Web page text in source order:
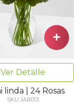
Ver Detalle
linda | 24 Rosas
SKU JAR013